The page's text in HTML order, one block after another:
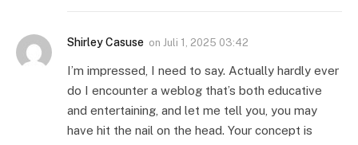
Shirley Casuse on Juli 1, 2025 03:42
I’m impressed, I need to say. Actually hardly ever
do I encounter a weblog that’s both educative
and entertaining, and let me tell you, you may
have hit the nail on the head. Your concept is